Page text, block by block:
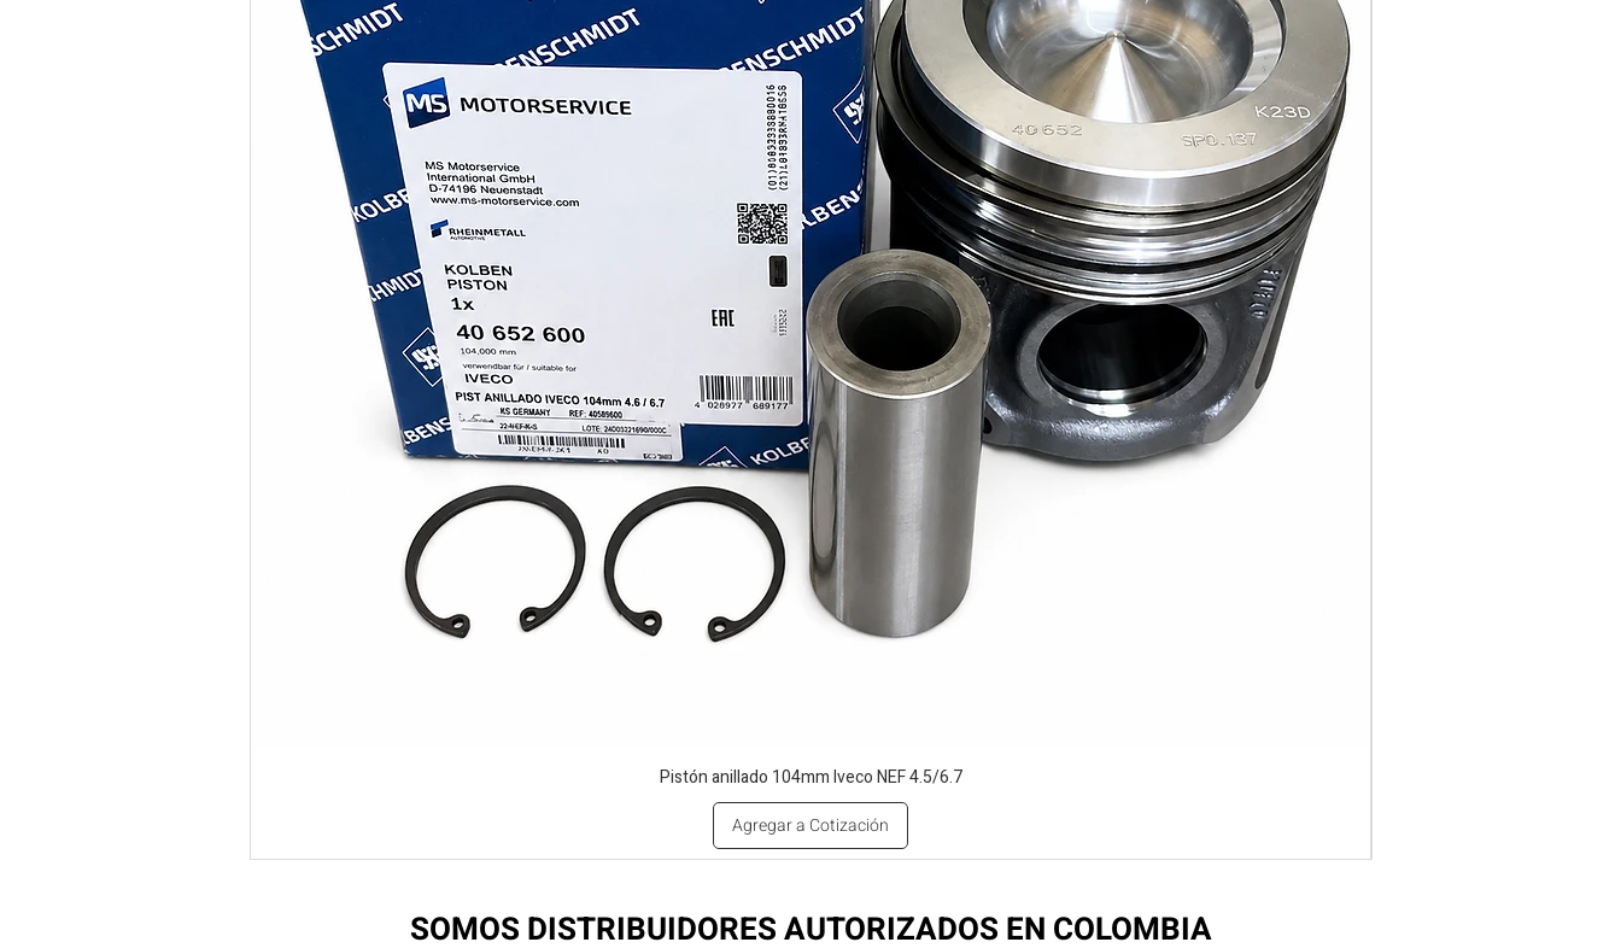
Pistón anillado 104mm Iveco NEF 4.5/6.7
Agregar a Cotización
SOMOS DISTRIBUIDORES AUTORIZADOS EN COLOMBIA